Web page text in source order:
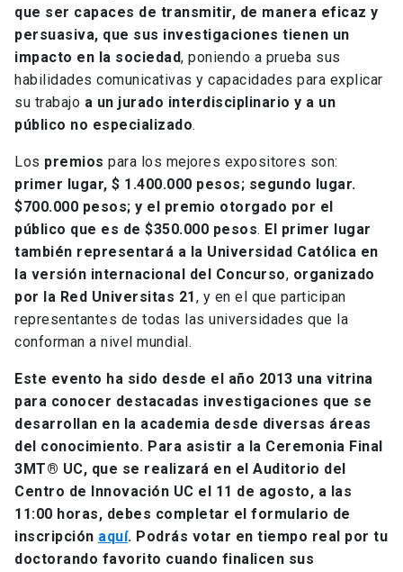
que ser capaces de transmitir, de manera eficaz y
persuasiva, que sus investigaciones tienen un
impacto en la sociedad, poniendo a prueba sus
habilidades comunicativas y capacidades para explicar
su trabajo a un jurado interdisciplinario y a un
público no especializado.
Los premios para los mejores expositores son:
primer lugar, $ 1.400.000 pesos; segundo lugar.
$700.000 pesos; y el premio otorgado por el
público que es de $350.000 pesos. El primer lugar
también representará a la Universidad Católica en
la versión internacional del Concurso, organizado
por la Red Universitas 21, y en el que participan
representantes de todas las universidades que la
conforman a nivel mundial.
Este evento ha sido desde el año 2013 una vitrina
para conocer destacadas investigaciones que se
desarrollan en la academia desde diversas áreas
del conocimiento. Para asistir a la Ceremonia Final
3MT® UC, que se realizará en el Auditorio del
Centro de Innovación UC el 11 de agosto, a las
11:00 horas, debes completar el formulario de
inscripción aquí. Podrás votar en tiempo real por tu
doctorando favorito cuando finalicen sus